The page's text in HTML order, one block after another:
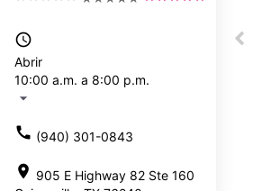
access_time
Abrir
10:00 a.m. a 8:00 p.m.
arrow_drop_down
call (940) 301-0843
location_on 905 E Highway 82 Ste 160